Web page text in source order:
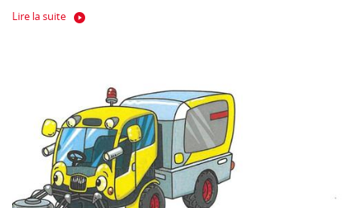
Lire la suite